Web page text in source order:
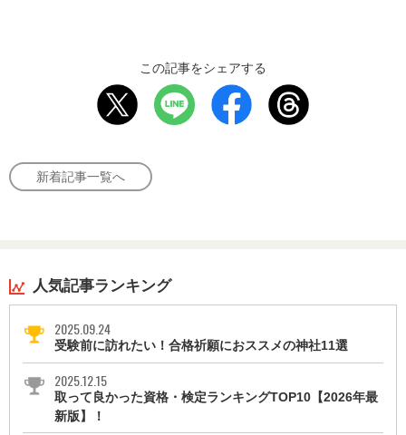
この記事をシェアする
新着記事一覧へ
人気記事ランキング
2025.09.24
受験前に訪れたい！合格祈願におススメの神社11選
2025.12.15
取って良かった資格・検定ランキングTOP10【2026年最
新版】！